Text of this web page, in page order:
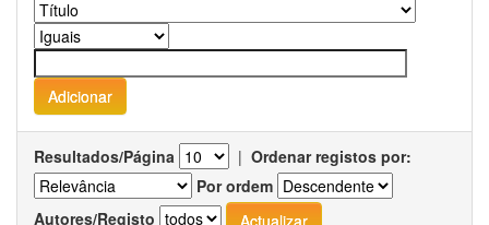
Resultados/Página | Ordenar registos por:
Por ordem
Autores/Registo